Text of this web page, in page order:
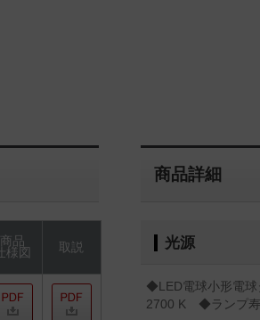
商品
様図
取説
商品詳細
光源
◆LED電球小形電
2700 K ◆ランプ寿